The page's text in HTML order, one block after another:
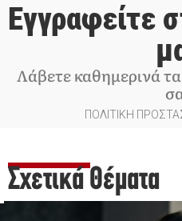
Εγγραφείτε
Λάβετε καθημερινά
ΠΟΛΙΤΙΚΗ
Σχετικά Θέματα